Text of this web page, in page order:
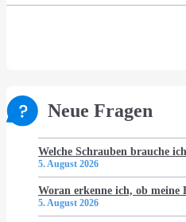
Neue Fragen
Welche Schrauben brauche
5. August 2026
Woran erkenne ich, ob
5. August 2026